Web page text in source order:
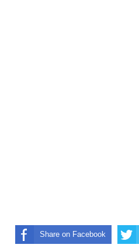
Share on Facebook